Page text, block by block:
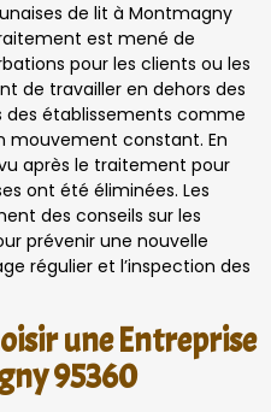
de lit à Montmagny
est mené de
pour les clients ou les
de travailler en dehors des
des établissements comme
mouvement constant. En
après le traitement pour
ont été éliminées. Les
des conseils sur les
prévenir une nouvelle
régulier et l’inspection des
une Entreprise
95360